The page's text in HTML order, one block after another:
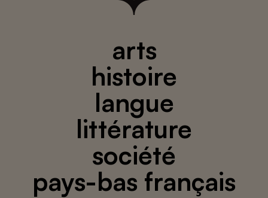
arts
histoire
langue
littérature
société
pays-bas français